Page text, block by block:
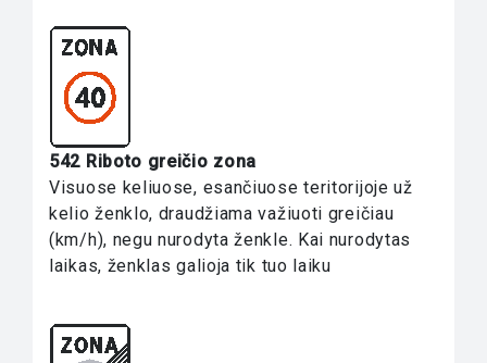
542 Riboto greičio zona
Visuose keliuose, esančiuose teritorijoje už
kelio ženklo, draudžiama važiuoti greičiau
(km/h), negu nurodyta ženkle. Kai nurodytas
laikas, ženklas galioja tik tuo laiku